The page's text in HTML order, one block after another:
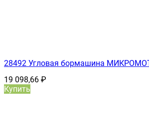
28492 Угловая бормашина
19 098,66 ₽
Купить